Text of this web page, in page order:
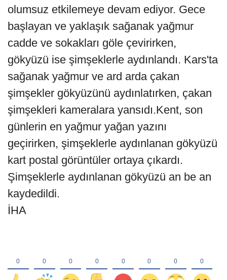
olumsuz etkilemeye devam ediyor. Gece
başlayan ve yaklaşık sağanak yağmur
cadde ve sokakları göle çevirirken,
gökyüzü ise şimşeklerle aydınlandı. Kars'ta
sağanak yağmur ve ard arda çakan
şimşekler gökyüzünü aydınlatırken, çakan
şimşekleri kameralara yansıdı.Kent, son
günlerin en yağmur yağan yazını
geçirirken, şimşeklerle aydınlanan gökyüzü
kart postal görüntüler ortaya çıkardı.
Şimşeklerle aydınlanan gökyüzü an be an
kaydedildi.
İHA